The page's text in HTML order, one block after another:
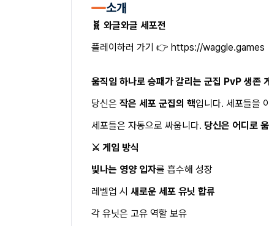
소개
🧬 와글와글 세포전
플레이하러 가기 👉 https://waggle.games
움직임 하나로 승패가 갈리는 군집 PvP 생존
당신은 작은 세포 군집의 핵입니다. 세포들을
세포들은 자동으로 싸웁니다. 당신은 어디로
⚔️ 게임 방식
빛나는 영양 입자를 흡수해 성장
레벨업 시 새로운 세포 유닛 합류
각 유닛은 고유 역할 보유